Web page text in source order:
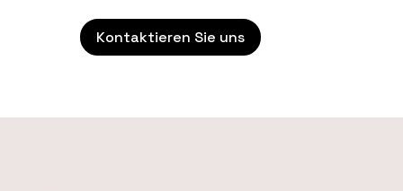
Kontaktieren Sie uns